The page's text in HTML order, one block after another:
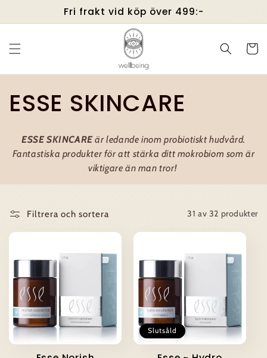
Fri frakt vid köp över 499:-
P
o
u
k
t
s
e
ESSE SKINCARE
ESSE SKINCAREär ledande inom probiotiskt hudvård.
Fantastiska produkter för att stärka ditt mokrobiom som är
viktigare än man tror!
Filtrera och sortera 31 av 32 produkter
Slutsåld